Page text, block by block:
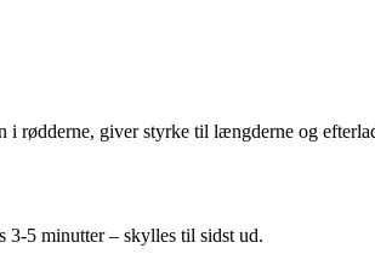
giver styrke til længderne og
3-5 minutter – skylles til sidst ud.